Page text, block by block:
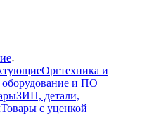
Оргтехника и
оборудование и ПО
ЗИП, детали,
Товары с уценкой